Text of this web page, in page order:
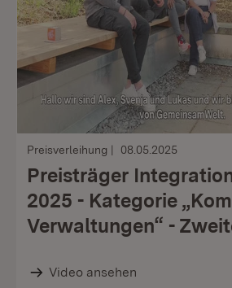
Preisverleihung 08.05.2025
Preisträger
2025 - Kategorie
Verwaltungen“ -
Video ansehen